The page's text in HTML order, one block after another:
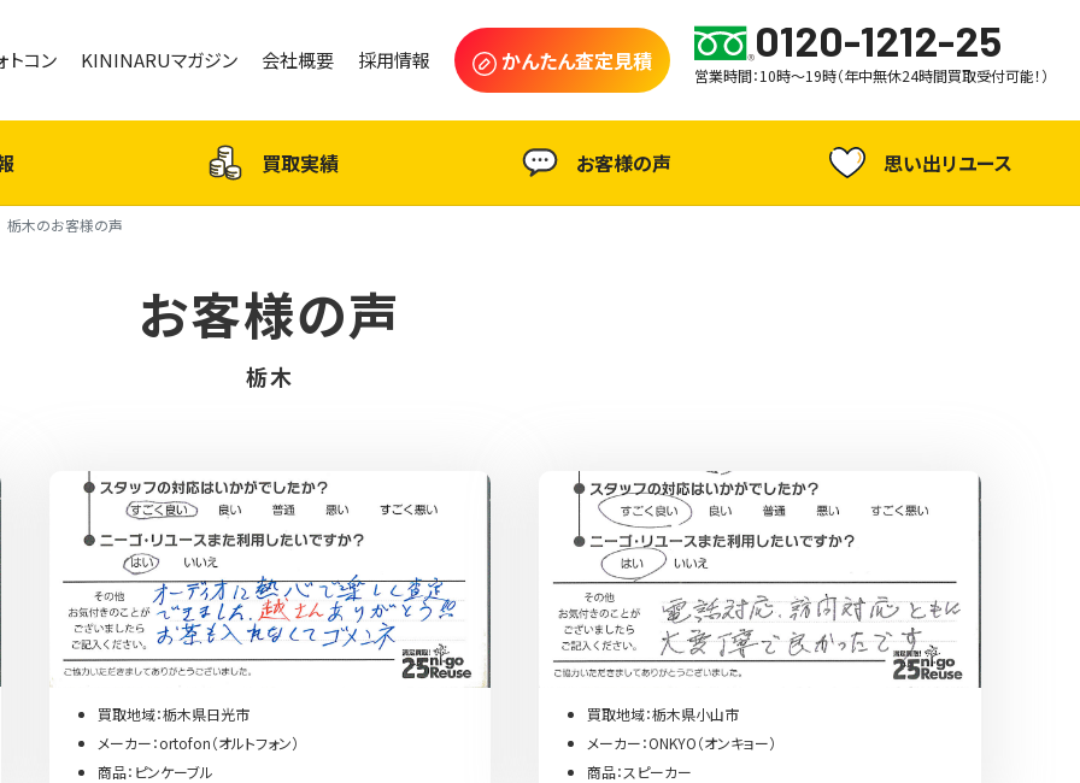
トコン KININARUマガジン 会社概要 採用情報 かんたん査定見積 0120-1212-25
営業時間：10時～19時（年中無休24時間買取受付可能！）
買取実績 お客様の声 思い出リユース
栃木のお客様の声
お客様の声
栃木
買取地域：栃木県日光市
メーカー：ortofon（オルトフォン）
商品：ピンケーブル
買取地域：栃木県小山市
メーカー：ONKYO（オンキョー）
商品：スピーカー